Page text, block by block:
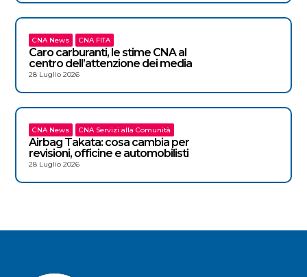
CNA News CNA FITA
Caro carburanti, le stime CNA al
centro dell’attenzione dei media
28 Luglio 2026
CNA News CNA Servizi alla Comunità
Airbag Takata: cosa cambia per
revisioni, officine e automobilisti
28 Luglio 2026